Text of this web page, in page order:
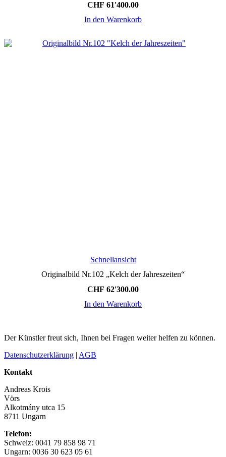
CHF 61'400.00
In den Warenkorb
Schnellansicht
Originalbild Nr.102 „Kelch der Jahreszeiten“
CHF 62'300.00
In den Warenkorb
Der Künstler freut sich, Ihnen bei Fragen weiter helfen zu können.
Datenschutzerklärung | AGB
Kontakt
Andreas Krois
Vörs
Alkotmány utca 15
8711 Ungarn
Telefon:
Schweiz: 0041 79 858 98 71
Ungarn: 0036 30 623 05 61